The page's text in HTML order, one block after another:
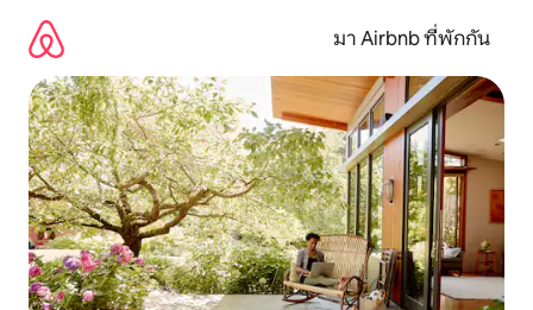
เนื้อหา
มา Airbnb ที่พักกัน